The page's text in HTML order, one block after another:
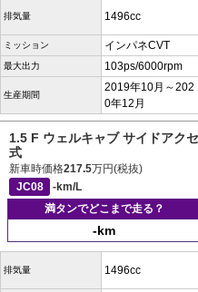
排気量 1496cc
ミッション インパネCVT
最大出力 103ps/6000rpm
生産期間
2019年10月～202
0年12月
1.5 F ウェルキャブ サイドアク
式
新車時価格217.5万円(税抜)
JC08
-km/L
満タンでどこまで走る？
-km
排気量 1496cc